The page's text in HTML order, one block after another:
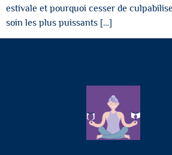
estivale et pourquoi cesser de
soin les plus puissants […]